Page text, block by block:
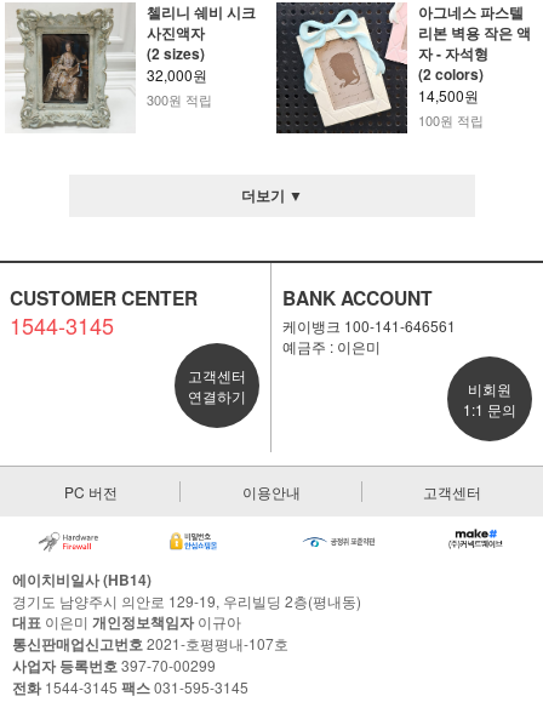
첼리니 쉐비 시크
사진액자
(2 sizes)
32,000원
300원 적립
아그네스 파스텔
리본 벽용 작은 액
자 - 자석형
(2 colors)
14,500원
100원 적립
더보기 ▼
CUSTOMER CENTER
1544-3145
고객센터
연결하기
BANK ACCOUNT
케이뱅크 100-141-646561
예금주 : 이은미
비회원
1:1 문의
PC 버전 이용안내 고객센터
에이치비일사 (HB14)
경기도 남양주시 의안로 129-19, 우리빌딩 2층(평내동)
대표 이은미 개인정보책임자이규아
통신판매업신고번호2021-호평평내-107호
사업자 등록번호397-70-00299
전화1544-3145 팩스031-595-3145